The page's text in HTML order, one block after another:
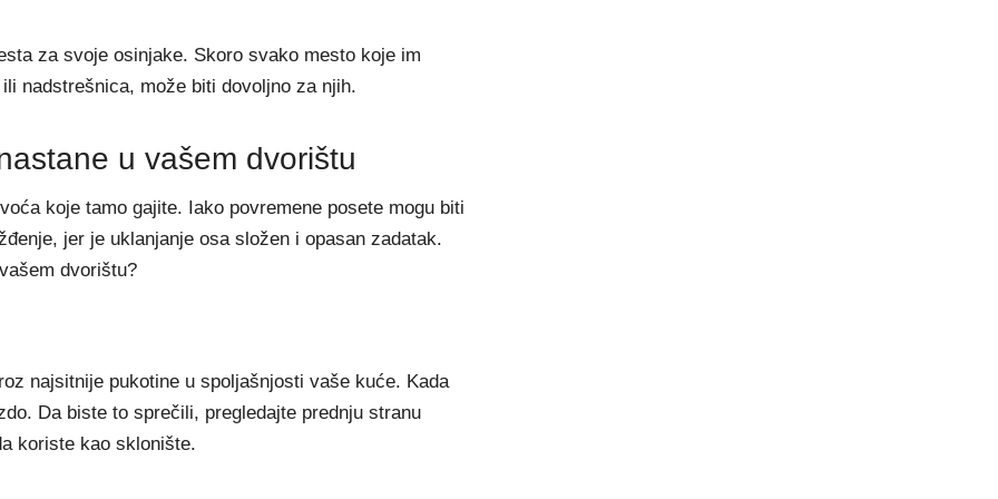
za svoje osinjake. Skoro svako mesto koje im
nadstrešnica, može biti dovoljno za njih.
u vašem dvorištu
koje tamo gajite. Iako povremene posete mogu biti
jer je uklanjanje osa složen i opasan zadatak.
dvorištu?
najsitnije pukotine u spoljašnjosti vaše kuće. Kada
Da biste to sprečili, pregledajte prednju stranu
koriste kao sklonište.